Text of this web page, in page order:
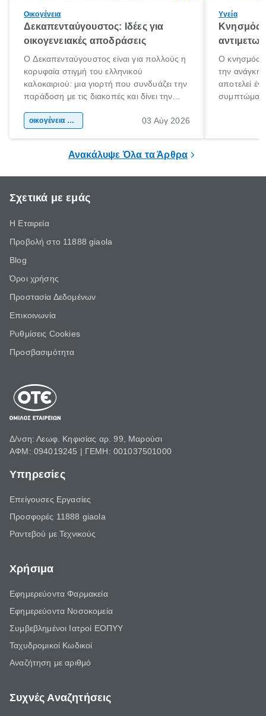
Οικογένεια
Δεκαπενταύγουστος: Ιδέες για
οικογενειακές αποδράσεις
Ο Δεκαπενταύγουστος είναι για πολλούς η
κορυφαία στιγμή του ελληνικού
καλοκαιριού: μια γιορτή που συνδυάζει την
παράδοση με τις διακοπές και δίνει την
χώρας. Είτε πρόκειται για λίγες μέρες
οικογένεια & παιδί 03 Αύγ 2026
Υγεία
Κνησμός:
Ο κνησμός
την ανάγκη
αποτελεί
Ανακάλυψε Όλα τα Άρθρα
Σχετικά με εμάς
Η Εταιρεία
Προβολή στο 11888 giaola
Blog
Όροι χρήσης
Προστασία Δεδομένων
Επικοινωνία
Ρυθμίσεις Cookies
Προσβασιμότητα
Δ/νση: Λεωφ. Κηφισίας αρ. 99, Μαρούσι
ΑΦΜ: 094019245 | ΓΕΜΗ: 001037501000
Υπηρεσίες
Επείγουσες Εργασίες
Προσφορές 11888 giaola
Ραντεβού με Τεχνικούς
Χρήσιμα
Εφημερεύοντα Φαρμακεία
Εφημερεύοντα Νοσοκομεία
Συμβεβλημένοι Ιατροί ΕΟΠΥΥ
Ταχυδρομικοί Κωδικοί
Αναζήτηση με αριθμό
Συχνές Αναζητήσεις